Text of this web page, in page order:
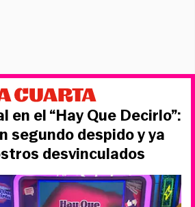
en el “Hay Que Decirlo”:
segundo despido y ya
desvinculados